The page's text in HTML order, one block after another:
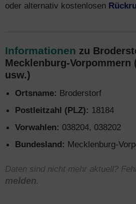
oder alternativ kostenlosen
Informationen zu
Mecklenburg-Vorpommern
usw.)
Ortsname: Broderstorf
Postleitzahl (PLZ): 18184
Vorwahlen: 038204, 038202
Bundesland: Mecklenburg-
Daten sind nicht mehr aktuell?
melden.